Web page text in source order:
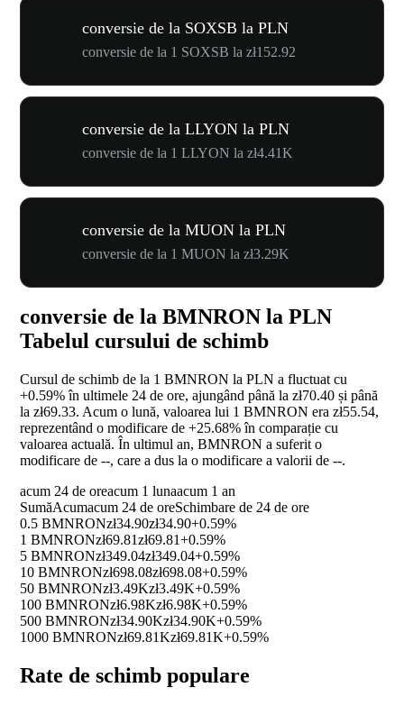
conversie de la SOXSB la PLN
conversie de la 1 SOXSB la zł152.92
conversie de la LLYON la PLN
conversie de la 1 LLYON la zł4.41K
conversie de la MUON la PLN
conversie de la 1 MUON la zł3.29K
conversie de la BMNRON la PLN
Tabelul cursului de schimb
Cursul de schimb de la 1 BMNRON la PLN a fluctuat cu
+0.59%în ultimele 24 de ore, ajungând până la zł70.40 și până
la zł69.33. Acum o lună, valoarea lui 1 BMNRON era zł55.54,
reprezentând o modificare de +25.68%în comparație cu
valoarea actuală. În ultimul an, BMNRON a suferit o
modificare de --, care a dus la o modificare a valorii de --.
acum 24 de oreacum 1 lunaacum 1 an
SumăAcumacum 24 de oreSchimbare de 24 de ore
0.5 BMNRONzł34.90zł34.90+0.59%
1 BMNRONzł69.81zł69.81+0.59%
5 BMNRONzł349.04zł349.04+0.59%
10 BMNRONzł698.08zł698.08+0.59%
50 BMNRONzł3.49Kzł3.49K+0.59%
100 BMNRONzł6.98Kzł6.98K+0.59%
500 BMNRONzł34.90Kzł34.90K+0.59%
1000 BMNRONzł69.81Kzł69.81K+0.59%
Rate de schimb populare